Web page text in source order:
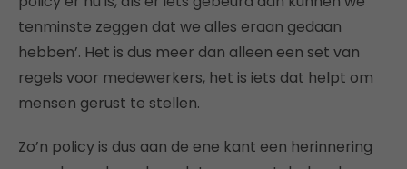
tenminste zeggen dat we alles eraan gedaan
hebben’. Het is dus meer dan alleen een set van
regels voor medewerkers, het is iets dat helpt om
mensen gerust te stellen.
Zo’n policy is dus aan de ene kant een herinnering